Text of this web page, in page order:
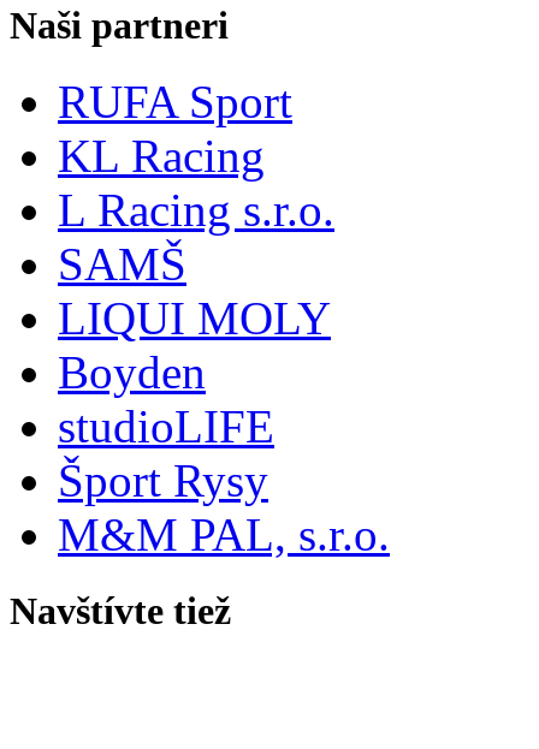
Naši partneri
RUFA Sport
KL Racing
L Racing s.r.o.
SAMŠ
LIQUI MOLY
Boyden
studioLIFE
Šport Rysy
M&M PAL, s.r.o.
Navštívte tiež